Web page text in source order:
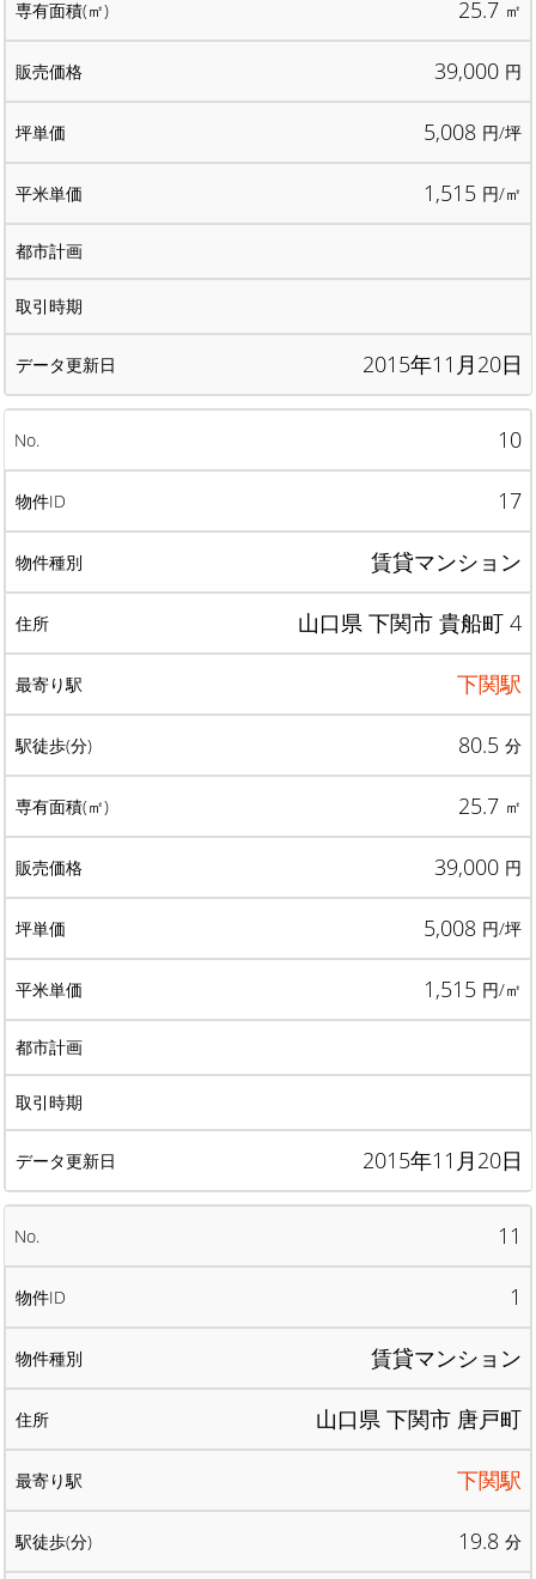
25.7 ㎡
39,000 円
5,008 円/坪
1,515 円/㎡
2015年11月20日
10
17
賃貸マンション
山口県 下関市 貴船町 4
下関駅
80.5 分
25.7 ㎡
39,000 円
5,008 円/坪
1,515 円/㎡
2015年11月20日
11
1
賃貸マンション
山口県 下関市 唐戸町
下関駅
19.8 分